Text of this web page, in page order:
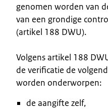
genomen worden van
van een grondige
(artikel 188 DWU).
Volgens artikel 188
de verificatie de
worden onderworpen:
de aangifte zelf,